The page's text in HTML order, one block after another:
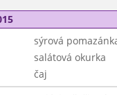
sýrová
salátová okurka
čaj